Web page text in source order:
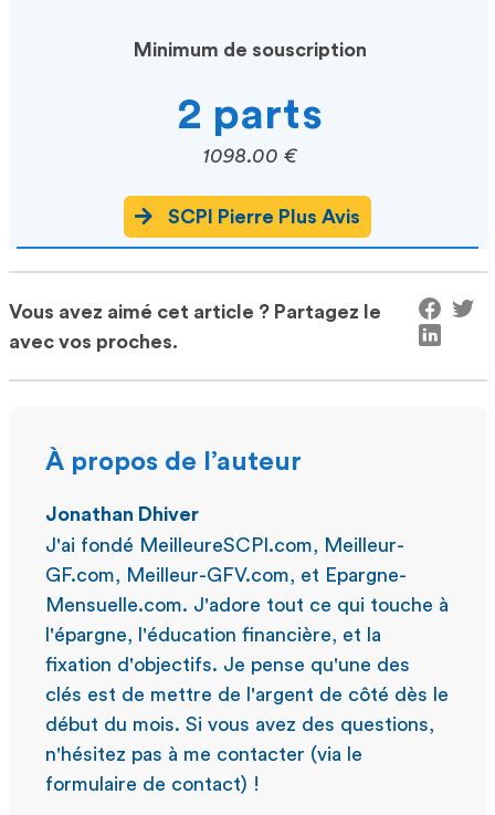
Minimum de souscription
2 parts
1098.00 €
SCPI Pierre Plus Avis
Vous avez aimé cet article ? Partagez le
avec vos proches.
À propos de l’auteur
Jonathan Dhiver
J'ai fondé MeilleureSCPI.com, Meilleur-
GF.com, Meilleur-GFV.com, et Epargne-
Mensuelle.com. J'adore tout ce qui touche à
l'épargne, l'éducation financière, et la
fixation d'objectifs. Je pense qu'une des
clés est de mettre de l'argent de côté dès le
début du mois. Si vous avez des questions,
n'hésitez pas à me contacter (via le
formulaire de contact) !